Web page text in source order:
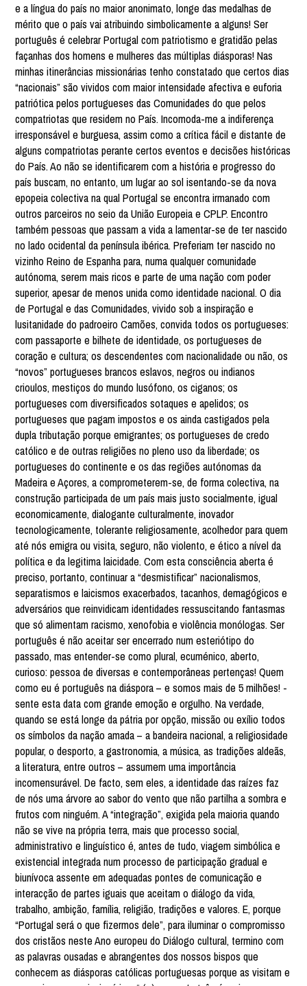
e a língua do país no maior anonimato, longe das medalhas de
mérito que o país vai atribuindo simbolicamente a alguns! Ser
português é celebrar Portugal com patriotismo e gratidão pelas
façanhas dos homens e mulheres das múltiplas diásporas! Nas
minhas itinerâncias missionárias tenho constatado que certos dias
“nacionais” são vividos com maior intensidade afectiva e euforia
patriótica pelos portugueses das Comunidades do que pelos
compatriotas que residem no País. Incomoda-me a indiferença
irresponsável e burguesa, assim como a crítica fácil e distante de
alguns compatriotas perante certos eventos e decisões históricas
do País. Ao não se identificarem com a história e progresso do
país buscam, no entanto, um lugar ao sol isentando-se da nova
epopeia colectiva na qual Portugal se encontra irmanado com
outros parceiros no seio da União Europeia e CPLP. Encontro
também pessoas que passam a vida a lamentar-se de ter nascido
no lado ocidental da península ibérica. Preferiam ter nascido no
vizinho Reino de Espanha para, numa qualquer comunidade
autónoma, serem mais ricos e parte de uma nação com poder
superior, apesar de menos unida como identidade nacional. O dia
de Portugal e das Comunidades, vivido sob a inspiração e
lusitanidade do padroeiro Camões, convida todos os portugueses:
com passaporte e bilhete de identidade, os portugueses de
coração e cultura; os descendentes com nacionalidade ou não, os
“novos” portugueses brancos eslavos, negros ou indianos
crioulos, mestiços do mundo lusófono, os ciganos; os
portugueses com diversificados sotaques e apelidos; os
portugueses que pagam impostos e os ainda castigados pela
dupla tributação porque emigrantes; os portugueses de credo
católico e de outras religiões no pleno uso da liberdade; os
portugueses do continente e os das regiões autónomas da
Madeira e Açores, a comprometerem-se, de forma colectiva, na
construção participada de um país mais justo socialmente, igual
economicamente, dialogante culturalmente, inovador
tecnologicamente, tolerante religiosamente, acolhedor para quem
até nós emigra ou visita, seguro, não violento, e ético a nível da
política e da legitima laicidade. Com esta consciência aberta é
preciso, portanto, continuar a “desmistificar” nacionalismos,
separatismos e laicismos exacerbados, tacanhos, demagógicos e
adversários que reinvidicam identidades ressuscitando fantasmas
que só alimentam racismo, xenofobia e violência monólogas. Ser
português é não aceitar ser encerrado num esteriótipo do
passado, mas entender-se como plural, ecuménico, aberto,
curioso: pessoa de diversas e contemporâneas pertenças! Quem
como eu é português na diáspora – e somos mais de 5 milhões! -
sente esta data com grande emoção e orgulho. Na verdade,
quando se está longe da pátria por opção, missão ou exílio todos
os símbolos da nação amada – a bandeira nacional, a religiosidade
popular, o desporto, a gastronomia, a música, as tradições aldeãs,
a literatura, entre outros – assumem uma importância
incomensurável. De facto, sem eles, a identidade das raízes faz
de nós uma árvore ao sabor do vento que não partilha a sombra e
frutos com ninguém. A “integração”, exigida pela maioria quando
não se vive na própria terra, mais que processo social,
administrativo e linguístico é, antes de tudo, viagem simbólica e
existencial integrada num processo de participação gradual e
biunívoca assente em adequadas pontes de comunicação e
interacção de partes iguais que aceitam o diálogo da vida,
trabalho, ambição, família, religião, tradições e valores. E, porque
“Portugal será o que fizermos dele”, para iluminar o compromisso
dos cristãos neste Ano europeu do Diálogo cultural, termino com
as palavras ousadas e abrangentes dos nossos bispos que
conhecem as diásporas católicas portuguesas porque as visitam e